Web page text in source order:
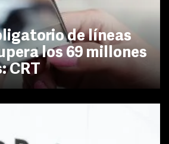
de líneas
los 69 millones
CRT